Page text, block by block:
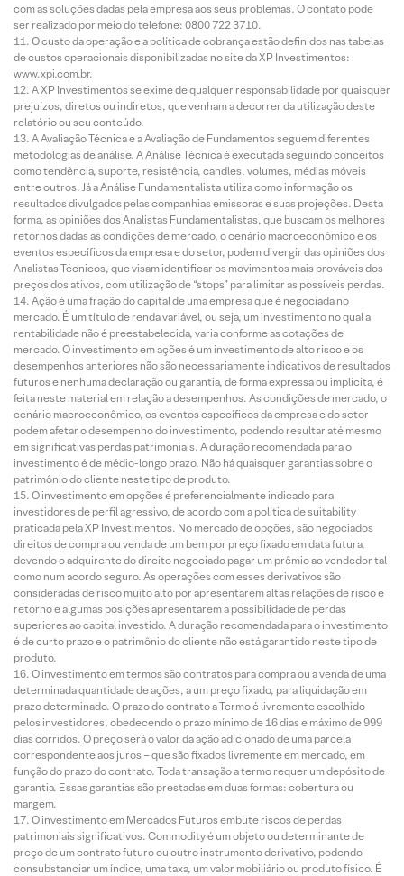
com as soluções dadas pela empresa aos seus problemas. O contato pode
ser realizado por meio do telefone: 0800 722 3710.
O custo da operação e a política de cobrança estão definidos nas tabelas
de custos operacionais disponibilizadas no site da XP Investimentos:
www.xpi.com.br.
A XP Investimentos se exime de qualquer responsabilidade por quaisquer
prejuízos, diretos ou indiretos, que venham a decorrer da utilização deste
relatório ou seu conteúdo.
A Avaliação Técnica e a Avaliação de Fundamentos seguem diferentes
metodologias de análise. A Análise Técnica é executada seguindo conceitos
como tendência, suporte, resistência, candles, volumes, médias móveis
entre outros. Já a Análise Fundamentalista utiliza como informação os
resultados divulgados pelas companhias emissoras e suas projeções. Desta
forma, as opiniões dos Analistas Fundamentalistas, que buscam os melhores
retornos dadas as condições de mercado, o cenário macroeconômico e os
eventos específicos da empresa e do setor, podem divergir das opiniões dos
Analistas Técnicos, que visam identificar os movimentos mais prováveis dos
preços dos ativos, com utilização de “stops” para limitar as possíveis perdas.
Ação é uma fração do capital de uma empresa que é negociada no
mercado. É um título de renda variável, ou seja, um investimento no qual a
rentabilidade não é preestabelecida, varia conforme as cotações de
mercado. O investimento em ações é um investimento de alto risco e os
desempenhos anteriores não são necessariamente indicativos de resultados
futuros e nenhuma declaração ou garantia, de forma expressa ou implícita, é
feita neste material em relação a desempenhos. As condições de mercado, o
cenário macroeconômico, os eventos específicos da empresa e do setor
podem afetar o desempenho do investimento, podendo resultar até mesmo
em significativas perdas patrimoniais. A duração recomendada para o
investimento é de médio-longo prazo. Não há quaisquer garantias sobre o
patrimônio do cliente neste tipo de produto.
O investimento em opções é preferencialmente indicado para
investidores de perfil agressivo, de acordo com a política de suitability
praticada pela XP Investimentos. No mercado de opções, são negociados
direitos de compra ou venda de um bem por preço fixado em data futura,
devendo o adquirente do direito negociado pagar um prêmio ao vendedor tal
como num acordo seguro. As operações com esses derivativos são
consideradas de risco muito alto por apresentarem altas relações de risco e
retorno e algumas posições apresentarem a possibilidade de perdas
superiores ao capital investido. A duração recomendada para o investimento
é de curto prazo e o patrimônio do cliente não está garantido neste tipo de
produto.
O investimento em termos são contratos para compra ou a venda de uma
determinada quantidade de ações, a um preço fixado, para liquidação em
prazo determinado. O prazo do contrato a Termo é livremente escolhido
pelos investidores, obedecendo o prazo mínimo de 16 dias e máximo de 999
dias corridos. O preço será o valor da ação adicionado de uma parcela
correspondente aos juros – que são fixados livremente em mercado, em
função do prazo do contrato. Toda transação a termo requer um depósito de
garantia. Essas garantias são prestadas em duas formas: cobertura ou
margem.
O investimento em Mercados Futuros embute riscos de perdas
patrimoniais significativos. Commodity é um objeto ou determinante de
preço de um contrato futuro ou outro instrumento derivativo, podendo
consubstanciar um índice, uma taxa, um valor mobiliário ou produto físico. É